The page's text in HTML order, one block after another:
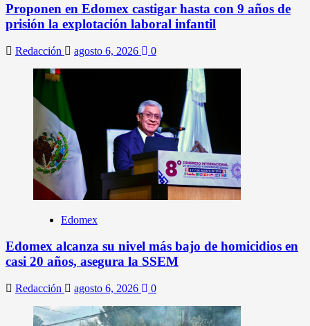
Proponen en Edomex castigar hasta con 9 años de
prisión la explotación laboral infantil
Redacción agosto 6, 2026 0
Edomex
Edomex alcanza su nivel más bajo de homicidios en
casi 20 años, asegura la SSEM
Redacción agosto 6, 2026 0